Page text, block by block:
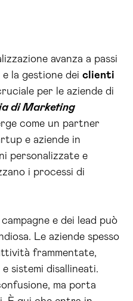
avanza a passi
e la gestione dei clienti
per le aziende di
di Marketing
come un partner
e aziende in
personalizzate e
i processi di
e dei lead può
Le aziende spesso
frammentate,
sistemi disallineati.
ma porta